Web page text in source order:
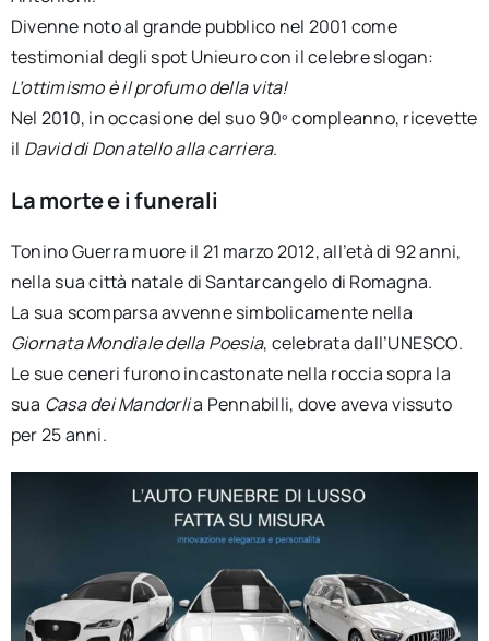
Divenne noto al grande pubblico nel 2001 come
testimonial degli spot Unieuro con il celebre slogan:
L’ottimismo è il profumo della vita!
Nel 2010, in occasione del suo 90º compleanno, ricevette
il David di Donatello alla carriera.
La morte e i funerali
Tonino Guerra muore il 21 marzo 2012, all’età di 92 anni,
nella sua città natale di Santarcangelo di Romagna.
La sua scomparsa avvenne simbolicamente nella
Giornata Mondiale della Poesia, celebrata dall’UNESCO.
Le sue ceneri furono incastonate nella roccia sopra la
sua Casa dei Mandorlia Pennabilli, dove aveva vissuto
per 25 anni.